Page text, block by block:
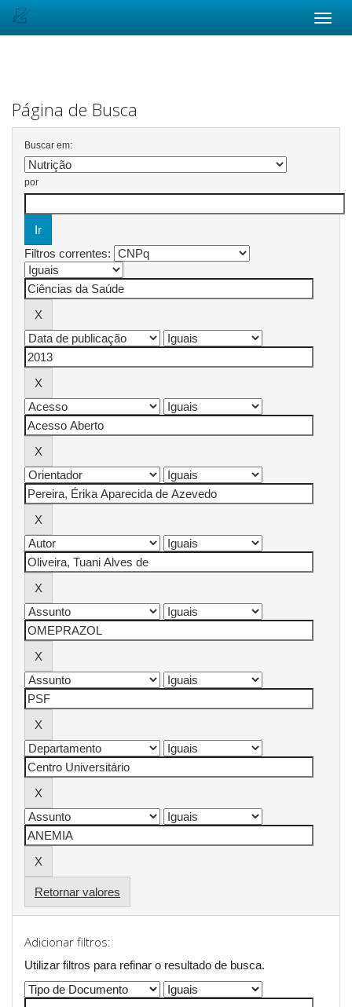
Página de Busca
Buscar em:
por
Filtros correntes:
Retornar valores
Adicionar filtros:
Utilizar filtros para refinar o resultado de busca.